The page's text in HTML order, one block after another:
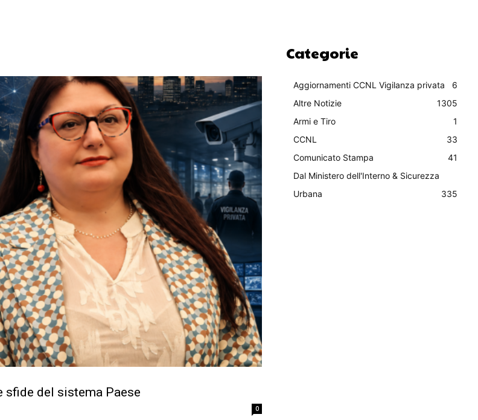
sfide del sistema Paese
0
Categorie
Aggiornamenti CCNL Vigilanza privata
6
Altre Notizie
1305
Armi e Tiro
1
CCNL
33
Comunicato Stampa
41
Dal Ministero dell'Interno & Sicurezza
Urbana
335